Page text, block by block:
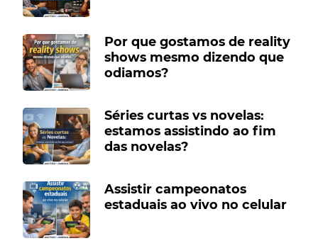
Por que gostamos de reality
shows mesmo dizendo que
odiamos?
Séries curtas vs novelas:
estamos assistindo ao fim
das novelas?
Assistir campeonatos
estaduais ao vivo no celular